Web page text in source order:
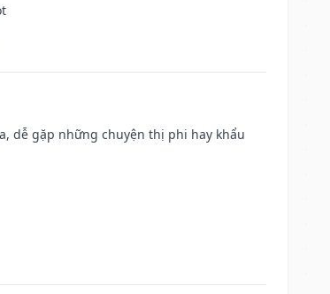
dễ gặp những chuyện thị phi hay khẩu